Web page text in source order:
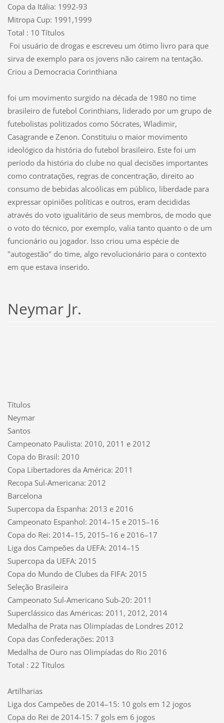
Copa da Itália: 1992-93
Mitropa Cup: 1991,1999
Total : 10 Títulos
Foi usuário de drogas e escreveu um ótimo livro para que
sirva de exemplo para os jovens não cairem na tentação.
Criou a Democracia Corinthiana
foi um movimento surgido na década de 1980 no time
brasileiro de futebol Corinthians, liderado por um grupo de
futebolistas politizados como Sócrates, Wladimir,
Casagrande e Zenon. Constituiu o maior movimento
ideológico da história do futebol brasileiro. Este foi um
período da história do clube no qual decisões importantes
como contratações, regras de concentração, direito ao
consumo de bebidas alcoólicas em público, liberdade para
expressar opiniões políticas e outros, eram decididas
através do voto igualitário de seus membros, de modo que
o voto do técnico, por exemplo, valia tanto quanto o de um
funcionário ou jogador. Isso criou uma espécie de
"autogestão" do time, algo revolucionário para o contexto
em que estava inserido.
Neymar Jr.
Títulos
Neymar
Santos
Campeonato Paulista: 2010, 2011 e 2012
Copa do Brasil: 2010
Copa Libertadores da América: 2011
Recopa Sul-Americana: 2012
Barcelona
Supercopa da Espanha: 2013 e 2016
Campeonato Espanhol: 2014–15 e 2015–16
Copa do Rei: 2014–15, 2015–16 e 2016–17
Liga dos Campeões da UEFA: 2014–15
Supercopa da UEFA: 2015
Copa do Mundo de Clubes da FIFA: 2015
Seleção Brasileira
Campeonato Sul-Americano Sub-20: 2011
Superclássico das Américas: 2011, 2012, 2014
Medalha de Prata nas Olimpíadas de Londres 2012
Copa das Confederações: 2013
Medalha de Ouro nas Olimpíadas do Rio 2016
Total : 22 Títulos
Artilharias
Liga dos Campeões de 2014–15: 10 gols em 12 jogos
Copa do Rei de 2014-15: 7 gols em 6 jogos